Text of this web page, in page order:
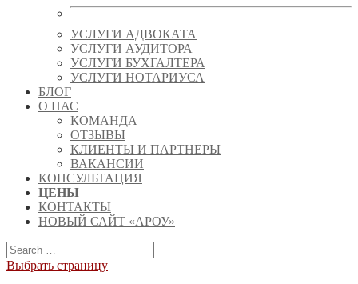
УСЛУГИ АДВОКАТА
УСЛУГИ АУДИТОРА
УСЛУГИ БУХГАЛТЕРА
УСЛУГИ НОТАРИУСА
БЛОГ
О НАС
КОМАНДА
ОТЗЫВЫ
КЛИЕНТЫ И ПАРТНЕРЫ
ВАКАНСИИ
КОНСУЛЬТАЦИЯ
ЦЕНЫ
КОНТАКТЫ
НОВЫЙ САЙТ «АРОУ»
Выбрать страницу